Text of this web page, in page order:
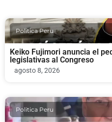
Politica Peru
Keiko Fujimori anuncia el
legislativas al Congreso
agosto 8, 2026
Politica Peru